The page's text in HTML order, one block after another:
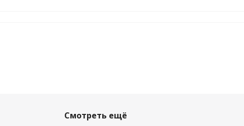
Смотреть ещё